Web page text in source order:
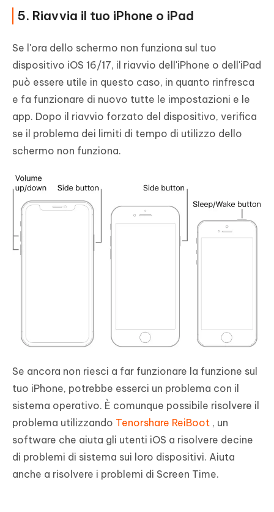
5. Riavvia il tuo iPhone o iPad
Se l'ora dello schermo non funziona sul tuo
dispositivo iOS 16/17, il riavvio dell'iPhone o dell'iPad
può essere utile in questo caso, in quanto rinfresca
e fa funzionare di nuovo tutte le impostazioni e le
app. Dopo il riavvio forzato del dispositivo, verifica
se il problema dei limiti di tempo di utilizzo dello
schermo non funziona.
Se ancora non riesci a far funzionare la funzione sul
tuo iPhone, potrebbe esserci un problema con il
sistema operativo. È comunque possibile risolvere il
problema utilizzando Tenorshare ReiBoot , un
software che aiuta gli utenti iOS a risolvere decine
di problemi di sistema sui loro dispositivi. Aiuta
anche a risolvere i problemi di Screen Time.